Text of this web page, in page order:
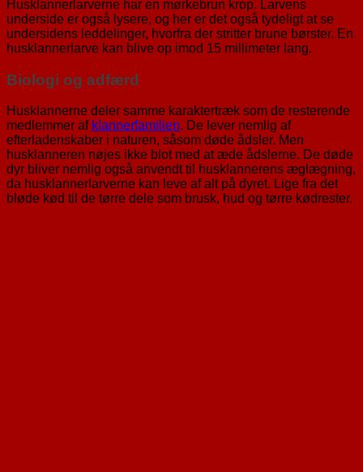
Husklannerlarverne har en mørkebrun krop. Larvens
underside er også lysere, og her er det også tydeligt at se
undersidens leddelinger, hvorfra der stritter brune børster. En
husklannerlarve kan blive op imod 15 millimeter lang.
Biologi og adfærd
Husklannerne deler samme karaktertræk som de resterende
medlemmer af klannerfamilien. De lever nemlig af
efterladenskaber i naturen, såsom døde ådsler. Men
husklanneren nøjes ikke blot med at æde ådslerne. De døde
dyr bliver nemlig også anvendt til husklannerens æglægning,
da husklannerlarverne kan leve af alt på dyret. Lige fra det
bløde kød til de tørre dele som brusk, hud og tørre kødrester.